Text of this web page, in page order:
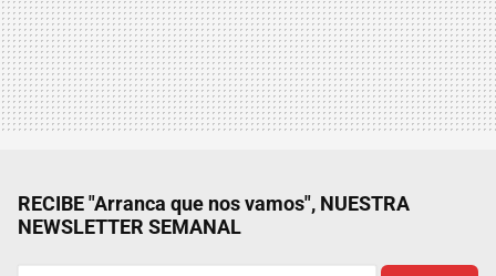
RECIBE "Arranca que nos vamos", NUESTRA
NEWSLETTER SEMANAL